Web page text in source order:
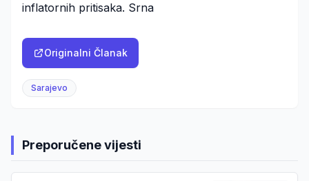
inflatornih pritisaka. Srna
Originalni Članak
Sarajevo
Preporučene vijesti